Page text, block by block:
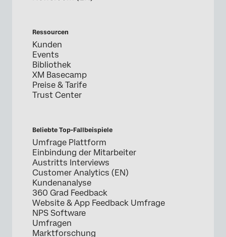
Ressourcen
Kunden
Events
Bibliothek
XM Basecamp
Preise & Tarife
Trust Center
Beliebte Top-Fallbeispiele
Umfrage Plattform
Einbindung der Mitarbeiter
Austritts Interviews
Customer Analytics (EN)
Kundenanalyse
360 Grad Feedback
Website & App Feedback Umfrage
NPS Software
Umfragen
Marktforschung